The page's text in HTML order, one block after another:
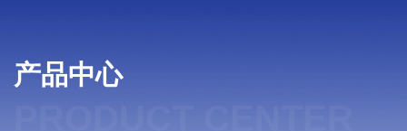
产品中心